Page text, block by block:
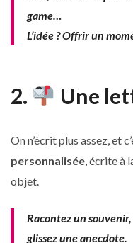
game…
L’idée ? Offrir un
2. Une
On n’écrit plus assez, et
personnalisée, écrite à
objet.
Racontez un
glissez une anecdote.